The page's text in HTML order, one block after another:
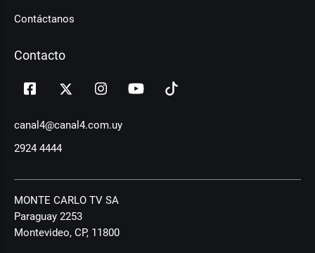
Contáctanos
Contacto
canal4@canal4.com.uy
2924 4444
MONTE CARLO TV SA
Paraguay 2253
Montevideo, CP, 11800